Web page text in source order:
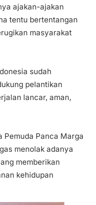
ajakan-ajakan
tentu bertentangan
masyarakat
sudah
pelantikan
lancar, aman,
Pemuda Panca Marga
menolak adanya
memberikan
kehidupan